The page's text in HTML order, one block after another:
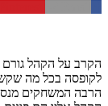
הקרב על הקהל
לקופסה בכל מה
הרבה המשחקים